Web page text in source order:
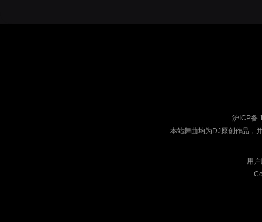
沪ICP备
本站舞曲均为DJ原创作品，
用